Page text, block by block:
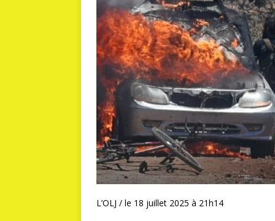
L’OLJ / le 18 juillet 2025 à 21h14